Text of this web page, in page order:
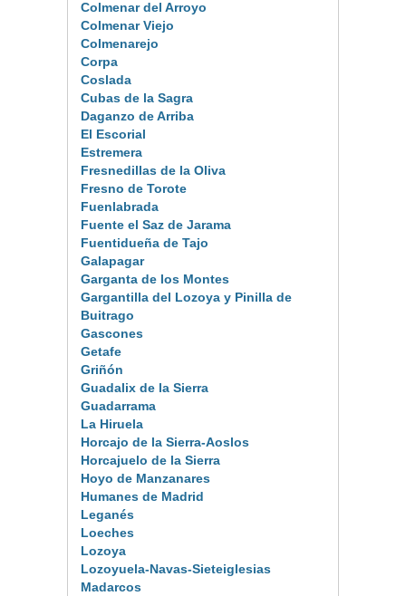
Colmenar del Arroyo
Colmenar Viejo
Colmenarejo
Corpa
Coslada
Cubas de la Sagra
Daganzo de Arriba
El Escorial
Estremera
Fresnedillas de la Oliva
Fresno de Torote
Fuenlabrada
Fuente el Saz de Jarama
Fuentidueña de Tajo
Galapagar
Garganta de los Montes
Gargantilla del Lozoya y Pinilla de
Buitrago
Gascones
Getafe
Griñón
Guadalix de la Sierra
Guadarrama
La Hiruela
Horcajo de la Sierra-Aoslos
Horcajuelo de la Sierra
Hoyo de Manzanares
Humanes de Madrid
Leganés
Loeches
Lozoya
Lozoyuela-Navas-Sieteiglesias
Madarcos